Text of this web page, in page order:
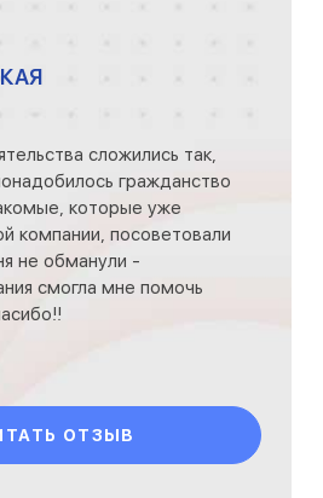
сложились так,
гражданство
которые уже
компании, посоветовали
не обманули -
смогла мне помочь
ОТЗЫВ